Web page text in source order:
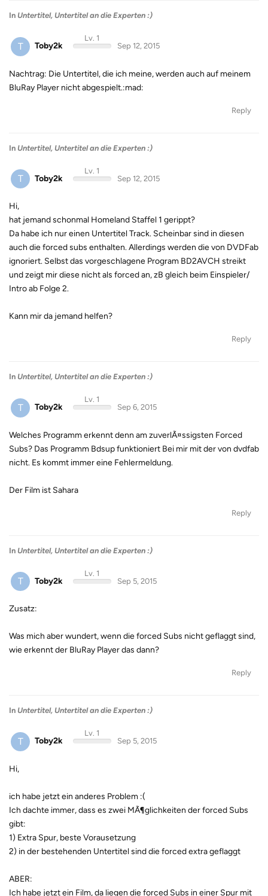
In Untertitel, Untertitel an die Experten :)
T Toby2k
Lv. 1
Sep 12, 2015
Nachtrag: Die Untertitel, die ich meine, werden auch auf meinem
BluRay Player nicht abgespielt.:mad:
Reply
In Untertitel, Untertitel an die Experten :)
T Toby2k
Lv. 1
Sep 12, 2015
Hi,
hat jemand schonmal Homeland Staffel 1 gerippt?
Da habe ich nur einen Untertitel Track. Scheinbar sind in diesen
auch die forced subs enthalten. Allerdings werden die von DVDFab
ignoriert. Selbst das vorgeschlagene Program BD2AVCH streikt
und zeigt mir diese nicht als forced an, zB gleich beim Einspieler/
Intro ab Folge 2.
Kann mir da jemand helfen?
Reply
In Untertitel, Untertitel an die Experten :)
T Toby2k
Lv. 1
Sep 6, 2015
Welches Programm erkennt denn am zuverlÃ¤ssigsten Forced
Subs? Das Programm Bdsup funktioniert Bei mir mit der von dvdfab
nicht. Es kommt immer eine Fehlermeldung.
Der Film ist Sahara
Reply
In Untertitel, Untertitel an die Experten :)
T Toby2k
Lv. 1
Sep 5, 2015
Zusatz:
Was mich aber wundert, wenn die forced Subs nicht geflaggt sind,
wie erkennt der BluRay Player das dann?
Reply
In Untertitel, Untertitel an die Experten :)
T Toby2k
Lv. 1
Sep 5, 2015
Hi,
ich habe jetzt ein anderes Problem :(
Ich dachte immer, dass es zwei MÃ¶glichkeiten der forced Subs
gibt:
1) Extra Spur, beste Vorausetzung
2) in der bestehenden Untertitel sind die forced extra geflaggt
ABER:
Ich habe jetzt ein Film, da liegen die forced Subs in einer Spur mit